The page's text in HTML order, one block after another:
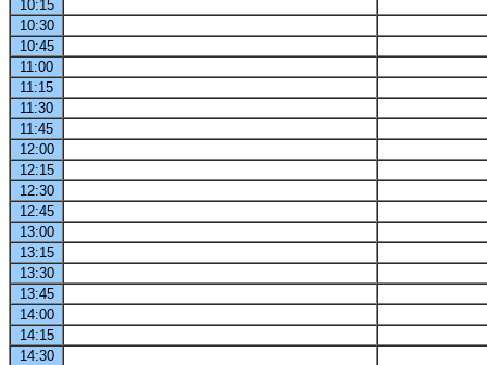
10:15
10:30
10:45
11:00
11:15
11:30
11:45
12:00
12:15
12:30
12:45
13:00
13:15
13:30
13:45
14:00
14:15
14:30